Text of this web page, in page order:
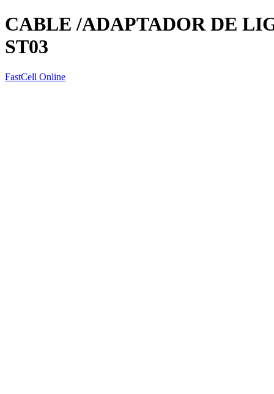
CABLE /ADAPTADOR DE
ST03
FastCell Online